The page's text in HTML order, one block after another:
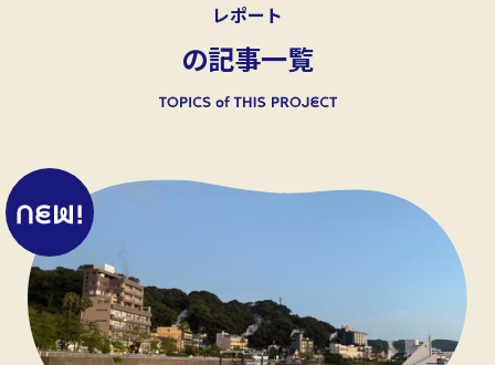
レポート
の記事一覧